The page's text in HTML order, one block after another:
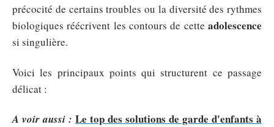
précocité de certains troubles ou la diversité des rythmes
biologiques réécrivent les contours de cette adolescence
si singulière.
Voici les principaux points qui structurent ce passage
délicat :
A voir aussi : Le top des solutions de garde d'enfants à